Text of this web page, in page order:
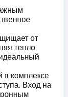
от
тепло
в комплексе
Вход на